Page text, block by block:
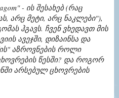
- ის შესახებ (რაც
არც მეტი, არც ნაკლები"),
ჰგავს. ჩვენ ვხედავთ მის
ავეჯში, დიზაინსა და
აზროვნების როლი
წესში? და როგორ
არსებულ ცხოვრების